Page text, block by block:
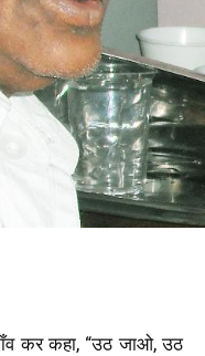
कर कहा, “उठ जाओ,उठ